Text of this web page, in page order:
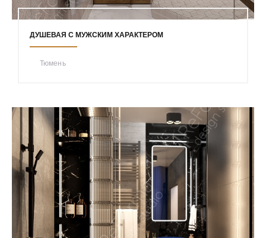
ДУШЕВАЯ С МУЖСКИМ ХАРАКТЕРОМ
Тюмень